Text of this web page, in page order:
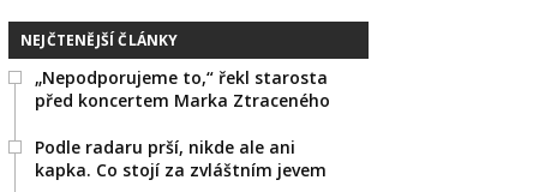
NEJČTENĚJŠÍ ČLÁNKY
„Nepodporujeme to,“ řekl starosta
před koncertem Marka Ztraceného
Podle radaru prší, nikde ale ani
kapka. Co stojí za zvláštním jevem